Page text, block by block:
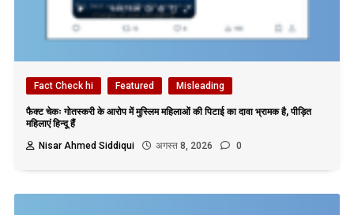
Fact Check hi Featured Misleading
फैक्ट चेकः गोतस्करी के आरोप में मुस्लिम महिलाओं की पिटाई का दावा भ्रामक है, पीड़ित
महिलाएं हिन्दू हैं
Nisar Ahmed Siddiqui
अगस्त 8, 2026 0